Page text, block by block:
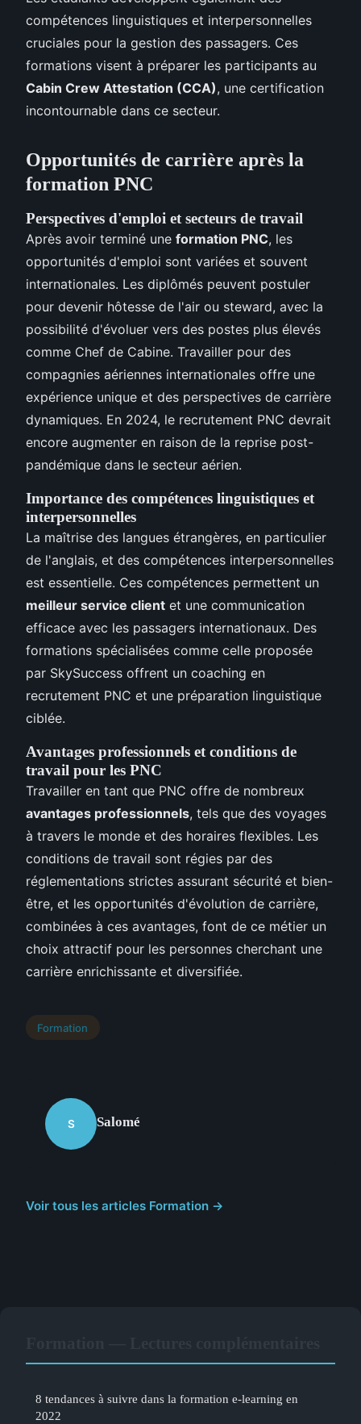
compétences linguistiques et interpersonnelles
cruciales pour la gestion des passagers. Ces
formations visent à préparer les participants au
Cabin Crew Attestation (CCA), une certification
incontournable dans ce secteur.
Opportunités de carrière après la
formation PNC
Perspectives d'emploi et secteurs de travail
Après avoir terminé une formation PNC, les
opportunités d'emploi sont variées et souvent
internationales. Les diplômés peuvent postuler
pour devenir hôtesse de l'air ou steward, avec la
possibilité d'évoluer vers des postes plus élevés
comme Chef de Cabine. Travailler pour des
compagnies aériennes internationales offre une
expérience unique et des perspectives de carrière
dynamiques. En 2024, le recrutement PNC devrait
encore augmenter en raison de la reprise post-
pandémique dans le secteur aérien.
Importance des compétences linguistiques et
interpersonnelles
La maîtrise des langues étrangères, en particulier
de l'anglais, et des compétences interpersonnelles
est essentielle. Ces compétences permettent un
meilleur service client et une communication
efficace avec les passagers internationaux. Des
formations spécialisées comme celle proposée
par SkySuccess offrent un coaching en
recrutement PNC et une préparation linguistique
ciblée.
Avantages professionnels et conditions de
travail pour les PNC
Travailler en tant que PNC offre de nombreux
avantages professionnels, tels que des voyages
à travers le monde et des horaires flexibles. Les
conditions de travail sont régies par des
réglementations strictes assurant sécurité et bien-
être, et les opportunités d'évolution de carrière,
combinées à ces avantages, font de ce métier un
choix attractif pour les personnes cherchant une
carrière enrichissante et diversifiée.
Formation
S Salomé
Voir tous les articles Formation →
8 tendances à suivre dans la formation e-learning en
2022